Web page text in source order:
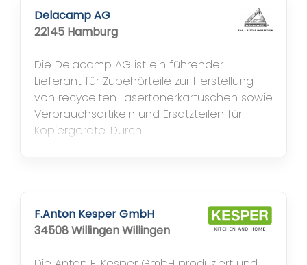
Center Stratedi -Fremdlageranbindung via
EDI -Diamant Fibu angebunden -DSISoft
Delacamp AG
22145 Hamburg
Die Delacamp AG ist ein führender
Lieferant für Zubehörteile zur Herstellung
von recycelten Lasertonerkartuschen sowie
Verbrauchsartikeln und Ersatzteilen für
Kopiergeräte. Durch
Ansprechpartnern in Ihrer Landessprache.
Hohe Ansprüche an das SOG ERP...
F.Anton Kesper GmbH
34508 Willingen Willingen